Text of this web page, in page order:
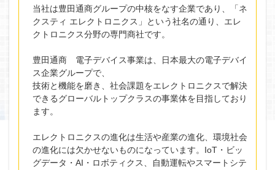
当社は豊田通商グループの中核をなす企業であり、「ネ
クスティ エレクトロニクス」という社名の通り、エレ
クトロニクス分野の専門商社です。
豊田通商 電子デバイス事業は、日本最大の電子デバイ
ス企業グループで、
技術と機能を磨き、社会課題をエレクトロニクスで解決
できるグローバルトップクラスの事業体を目指しており
ます。
エレクトロニクスの進化は生活や産業の進化、環境社会
の進化には欠かせないものになっています。IoT・ビッ
グデータ・AI・ロボティクス、自動運転やスマートシテ